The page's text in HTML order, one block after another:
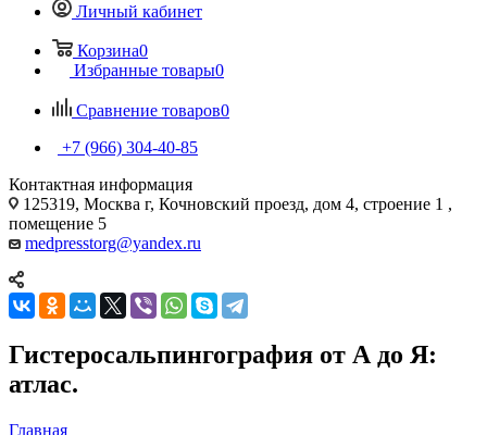
Личный кабинет
Корзина0
Избранные товары0
Сравнение товаров0
+7 (966) 304-40-85
Контактная информация
125319, Москва г, Кочновский проезд, дом 4, строение 1 ,
помещение 5
medpresstorg@yandex.ru
Гистеросальпингография от А до Я:
атлас.
Главная